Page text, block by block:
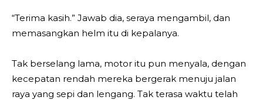
“Terima kasih.” Jawab dia, seraya mengambil, dan
memasangkan helm itu di kepalanya.
Tak berselang lama, motor itu pun menyala, dengan
kecepatan rendah mereka bergerak menuju jalan
raya yang sepi dan lengang. Tak terasa waktu telah